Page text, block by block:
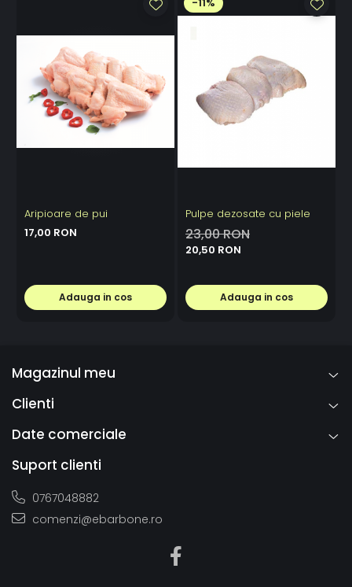
Aripioare de pui
17,00 RON
Adauga in cos
Pulpe dezosate cu piele
23,00 RON
20,50 RON
Adauga in cos
Magazinul meu
Clienti
Date comerciale
Suport clienti
0767048882
comenzi@ebarbone.ro